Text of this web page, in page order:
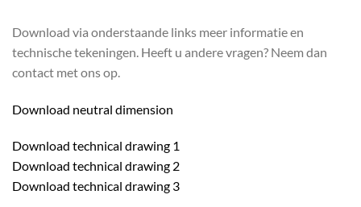
Download via onderstaande links meer informatie en
technische tekeningen. Heeft u andere vragen? Neem dan
contact met ons op.
Download neutral dimension
Download technical drawing 1
Download technical drawing 2
Download technical drawing 3